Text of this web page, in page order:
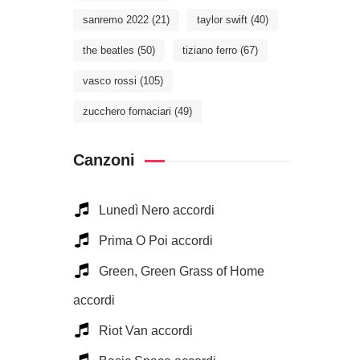
sanremo 2022 (21) taylor swift (40)
the beatles (50) tiziano ferro (67)
vasco rossi (105)
zucchero fornaciari (49)
Canzoni
Lunedì Nero accordi
Prima O Poi accordi
Green, Green Grass of Home
accordi
Riot Van accordi